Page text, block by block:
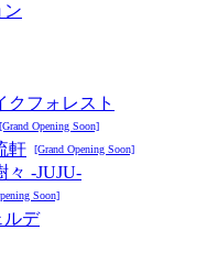
ン
クフォレスト
[Grand Opening Soon]
軒 [Grand Opening Soon]
々 -JUJU-
Soon]
ルデ